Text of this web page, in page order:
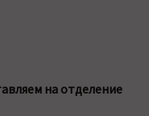
на отделение